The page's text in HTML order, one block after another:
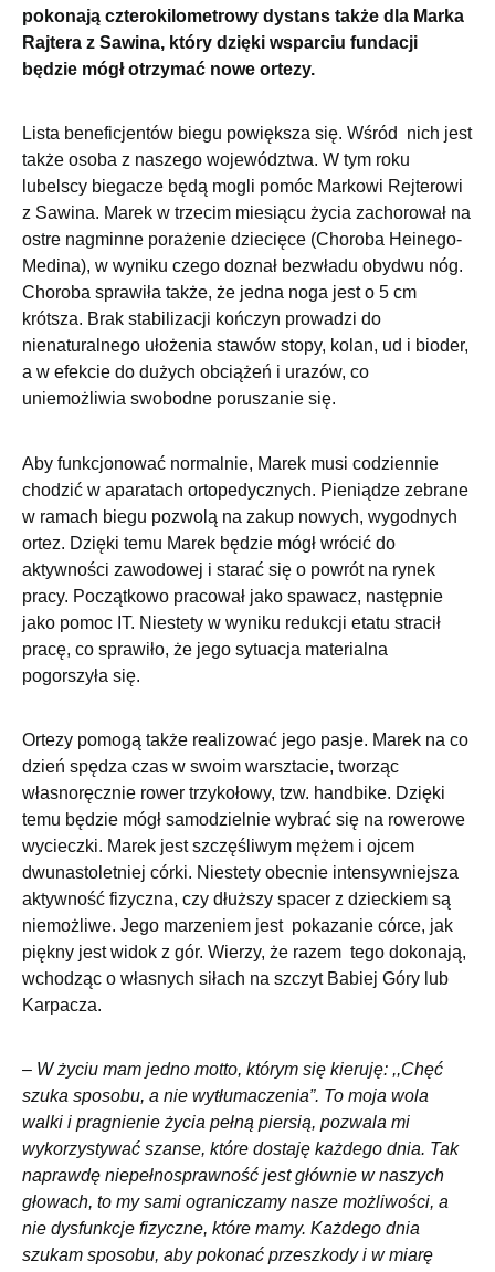
pokonają czterokilometrowy dystans także dla Marka
Rajtera z Sawina, który dzięki wsparciu fundacji
będzie mógł otrzymać nowe ortezy.
Lista beneficjentów biegu powiększa się. Wśród nich jest
także osoba z naszego województwa. W tym roku
lubelscy biegacze będą mogli pomóc Markowi Rejterowi
z Sawina. Marek w trzecim miesiącu życia zachorował na
ostre nagminne porażenie dziecięce (Choroba Heinego-
Medina), w wyniku czego doznał bezwładu obydwu nóg.
Choroba sprawiła także, że jedna noga jest o 5 cm
krótsza. Brak stabilizacji kończyn prowadzi do
nienaturalnego ułożenia stawów stopy, kolan, ud i bioder,
a w efekcie do dużych obciążeń i urazów, co
uniemożliwia swobodne poruszanie się.
Aby funkcjonować normalnie, Marek musi codziennie
chodzić w aparatach ortopedycznych. Pieniądze zebrane
w ramach biegu pozwolą na zakup nowych, wygodnych
ortez. Dzięki temu Marek będzie mógł wrócić do
aktywności zawodowej i starać się o powrót na rynek
pracy. Początkowo pracował jako spawacz, następnie
jako pomoc IT. Niestety w wyniku redukcji etatu stracił
pracę, co sprawiło, że jego sytuacja materialna
pogorszyła się.
Ortezy pomogą także realizować jego pasje. Marek na co
dzień spędza czas w swoim warsztacie, tworząc
własnoręcznie rower trzykołowy, tzw. handbike. Dzięki
temu będzie mógł samodzielnie wybrać się na rowerowe
wycieczki. Marek jest szczęśliwym mężem i ojcem
dwunastoletniej córki. Niestety obecnie intensywniejsza
aktywność fizyczna, czy dłuższy spacer z dzieckiem są
niemożliwe. Jego marzeniem jest pokazanie córce, jak
piękny jest widok z gór. Wierzy, że razem tego dokonają,
wchodząc o własnych siłach na szczyt Babiej Góry lub
Karpacza.
– W życiu mam jedno motto, którym się kieruję: ,,Chęć
szuka sposobu, a nie wytłumaczenia”. To moja wola
walki i pragnienie życia pełną piersią, pozwala mi
wykorzystywać szanse, które dostaję każdego dnia. Tak
naprawdę niepełnosprawność jest głównie w naszych
głowach, to my sami ograniczamy nasze możliwości, a
nie dysfunkcje fizyczne, które mamy. Każdego dnia
szukam sposobu, aby pokonać przeszkody i w miarę